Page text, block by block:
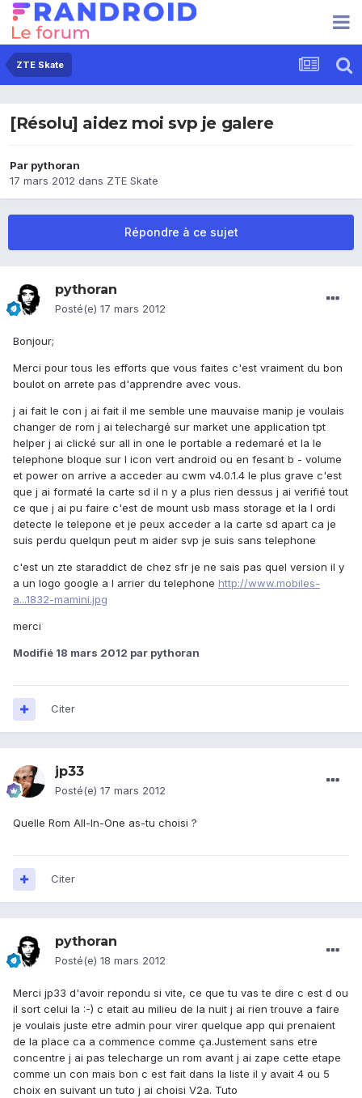
ZTE Skate
[Résolu] aidez moi svp je galere
Par pythoran
17 mars 2012 dans ZTE Skate
Répondre à ce sujet
pythoran
Posté(e) 17 mars 2012
Bonjour;
Merci pour tous les efforts que vous faites c'est vraiment du bon
boulot on arrete pas d'apprendre avec vous.
j ai fait le con j ai fait il me semble une mauvaise manip je voulais
changer de rom j ai telechargé sur market une application tpt
helper j ai clické sur all in one le portable a redemaré et la le
telephone bloque sur l icon vert android ou en fesant b - volume
et power on arrive a acceder au cwm v4.0.1.4 le plus grave c'est
que j ai formaté la carte sd il n y a plus rien dessus j ai verifié tout
ce que j ai pu faire c'est de mount usb mass storage et la l ordi
detecte le telepone et je peux acceder a la carte sd apart ca je
suis perdu quelqun peut m aider svp je suis sans telephone
c'est un zte staraddict de chez sfr je ne sais pas quel version il y
a un logo google a l arrier du telephone http://www.mobiles-
a...1832-mamini.jpg
merci
Modifié 18 mars 2012 par pythoran
Citer
jp33
Posté(e) 17 mars 2012
Quelle Rom All-In-One as-tu choisi ?
Citer
pythoran
Posté(e) 18 mars 2012
Merci jp33 d'avoir repondu si vite, ce que tu vas te dire c est d ou
il sort celui la :-) c etait au milieu de la nuit j ai rien trouve a faire
je voulais juste etre admin pour virer quelque app qui prenaient
de la place ca a commence comme ça.Justement sans etre
concentre j ai pas telecharge un rom avant j ai zape cette etape
comme un con mais bon c est fait dans la liste il y avait 4 ou 5
choix en suivant un tuto j ai choisi V2a. Tuto